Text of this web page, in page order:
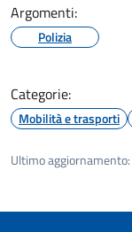
Argomenti:
Polizia
Categorie:
Mobilità e trasporti
Ultimo aggiornamento: